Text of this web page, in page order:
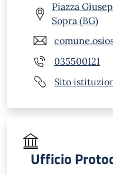
Piazza
Sopra (BG)
035500121
Sito
Ufficio